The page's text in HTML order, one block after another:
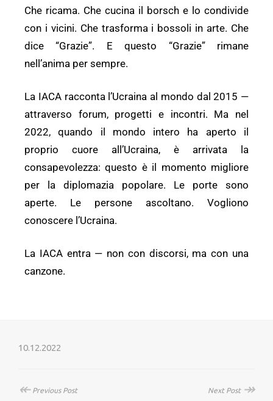
Che ricama. Che cucina il borsch e lo condivide
con i vicini. Che trasforma i bossoli in arte. Che
dice “Grazie”. E questo “Grazie” rimane
nell’anima per sempre.
La IACA racconta l’Ucraina al mondo dal 2015 —
attraverso forum, progetti e incontri. Ma nel
2022, quando il mondo intero ha aperto il
proprio cuore all’Ucraina, è arrivata la
consapevolezza: questo è il momento migliore
per la diplomazia popolare. Le porte sono
aperte. Le persone ascoltano. Vogliono
conoscere l’Ucraina.
La IACA entra — non con discorsi, ma con una
canzone.
10.12.2022
↞Previous Post Next Post ↠